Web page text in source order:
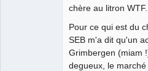
chère au litron WTF...
Pour ce qui est du
SEB m'a dit qu'un
Grimbergen (miam
degueux, le marché